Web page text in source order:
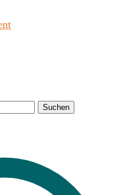
Suchen
Suchen